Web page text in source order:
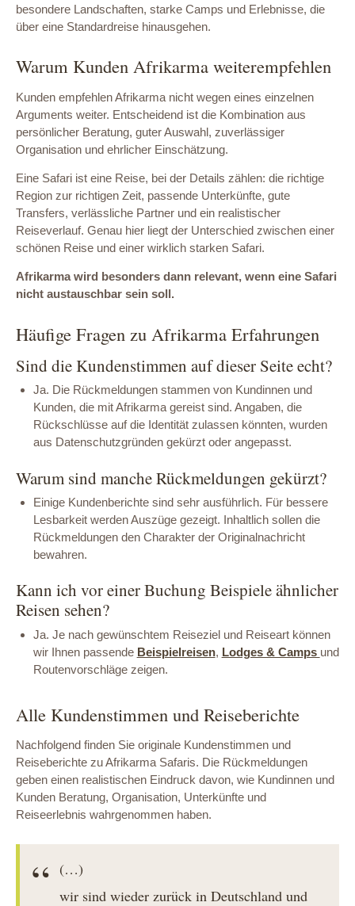
besondere Landschaften, starke Camps und Erlebnisse, die
über eine Standardreise hinausgehen.
Warum Kunden Afrikarma weiterempfehlen
Kunden empfehlen Afrikarma nicht wegen eines einzelnen
Arguments weiter. Entscheidend ist die Kombination aus
persönlicher Beratung, guter Auswahl, zuverlässiger
Organisation und ehrlicher Einschätzung.
Eine Safari ist eine Reise, bei der Details zählen: die richtige
Region zur richtigen Zeit, passende Unterkünfte, gute
Transfers, verlässliche Partner und ein realistischer
Reiseverlauf. Genau hier liegt der Unterschied zwischen einer
schönen Reise und einer wirklich starken Safari.
Afrikarma wird besonders dann relevant, wenn eine Safari
nicht austauschbar sein soll.
Häufige Fragen zu Afrikarma Erfahrungen
Sind die Kundenstimmen auf dieser Seite echt?
Ja. Die Rückmeldungen stammen von Kundinnen und
Kunden, die mit Afrikarma gereist sind. Angaben, die
Rückschlüsse auf die Identität zulassen könnten, wurden
aus Datenschutzgründen gekürzt oder angepasst.
Warum sind manche Rückmeldungen gekürzt?
Einige Kundenberichte sind sehr ausführlich. Für bessere
Lesbarkeit werden Auszüge gezeigt. Inhaltlich sollen die
Rückmeldungen den Charakter der Originalnachricht
bewahren.
Kann ich vor einer Buchung Beispiele ähnlicher
Reisen sehen?
Ja. Je nach gewünschtem Reiseziel und Reiseart können
wir Ihnen passende Beispielreisen, Lodges & Camps und
Routenvorschläge zeigen.
Alle Kundenstimmen und Reiseberichte
Nachfolgend finden Sie originale Kundenstimmen und
Reiseberichte zu Afrikarma Safaris. Die Rückmeldungen
geben einen realistischen Eindruck davon, wie Kundinnen und
Kunden Beratung, Organisation, Unterkünfte und
Reiseerlebnis wahrgenommen haben.
(…)
wir sind wieder zurück in Deutschland und